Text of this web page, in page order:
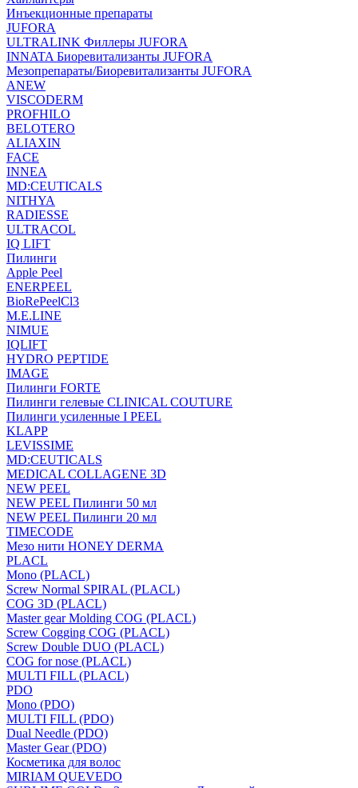
Инъекционные препараты
JUFORA
ULTRALINK Филлеры JUFORA
INNATA Биоревитализанты JUFORA
Мезопрепараты/Биоревитализанты JUFORA
ANEW
VISCODERM
PROFHILO
BELOTERO
ALIAXIN
FACE
INNEA
MD:CEUTICALS
NITHYA
RADIESSE
ULTRACOL
IQ LIFT
Пилинги
Apple Peel
ENERPEEL
BioRePeelCl3
M.E.LINE
NIMUE
IQLIFT
HYDRO PEPTIDE
IMAGE
Пилинги FORTE
Пилинги гелевые CLINICAL COUTURE
Пилинги усиленные I PEEL
KLAPP
LEVISSIME
MD:CEUTICALS
MEDICAL COLLAGENE 3D
NEW PEEL
NEW PEEL Пилинги 50 мл
NEW PEEL Пилинги 20 мл
TIMECODE
Мезо нити HONEY DERMA
PLACL
Mono (PLACL)
Screw Normal SPIRAL (PLACL)
COG 3D (PLACL)
Master gear Molding COG (PLACL)
Screw Cogging COG (PLACL)
Screw Double DUO (PLACL)
COG for nose (PLACL)
MULTI FILL (PLACL)
PDO
Mono (PDO)
MULTI FILL (PDO)
Dual Needle (PDO)
Master Gear (PDO)
Косметика для волос
MIRIAM QUEVEDO